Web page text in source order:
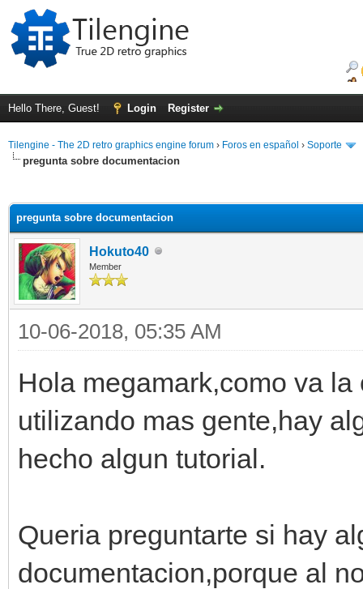
Hello There, Guest! Login Register
Tilengine - The 2D retro graphics engine forum › Foros en español › Soporte
pregunta sobre documentacion
pregunta sobre documentacion
Hokuto40
Member
10-06-2018, 05:35 AM
Hola megamark,como va
utilizando mas gente,hay
hecho algun tutorial.
Queria preguntarte si hay
documentacion,porque al